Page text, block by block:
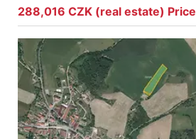
288,016 CZK (real estate) Price